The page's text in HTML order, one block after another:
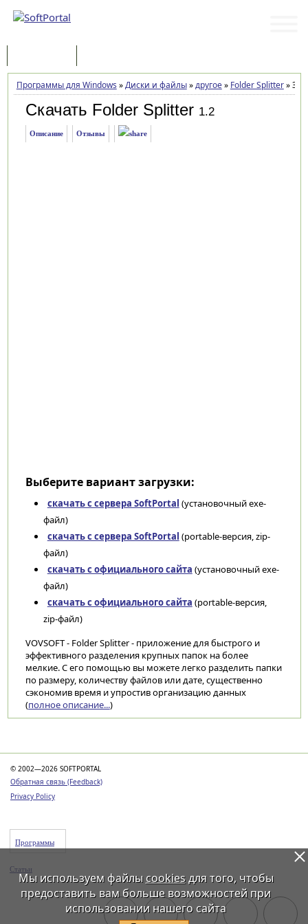
Программы для Windows »Диски и файлы»другое» Folder Splitter»
Скачать Folder Splitter 1.2
Описание Отзывы
Выберите вариант загрузки:
скачать с сервера SoftPortal (установочный exe-
файл)
скачать с сервера SoftPortal (portable-версия, zip-
файл)
скачать с официального сайта (установочный exe-
файл)
скачать с официального сайта (portable-версия,
zip-файл)
VOVSOFT - Folder Splitter - приложение для быстрого и
эффективного разделения крупных папок на более
мелкие. С его помощью вы можете легко разделить папки
по размеру, количеству файлов или дате, существенно
сэкономив время и упростив организацию данных
(полное описание...)
© 2002—2026 SOFTPORTAL
Обратная связь (Feedback)
Privacy Policy
Программы
Статьи
Мы используем файлы cookiesдля того, чтобы
предоставить вам больше возможностей при
использовании нашего сайта